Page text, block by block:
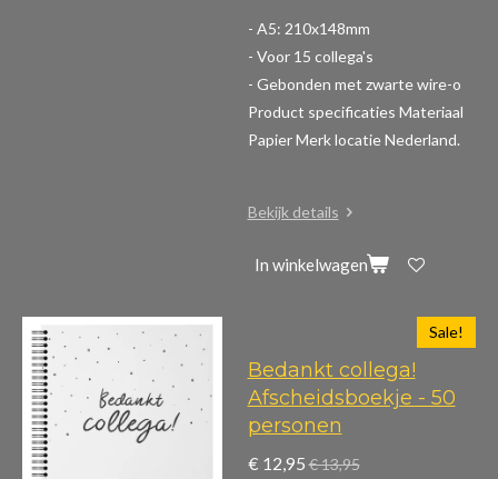
- A5: 210x148mm
- Voor 15 collega's
- Gebonden met zwarte wire-o
Product specificaties Materiaal
Papier Merk locatie Nederland.
Bekijk details
In winkelwagen
Sale!
Bedankt collega!
Afscheidsboekje - 50
personen
€ 12,95 € 13,95